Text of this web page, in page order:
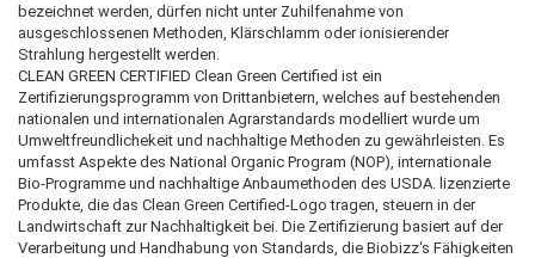
bezeichnet werden, dürfen nicht unter Zuhilfenahme von
ausgeschlossenen Methoden, Klärschlamm oder ionisierender
Strahlung hergestellt werden.
CLEAN GREEN CERTIFIED Clean Green Certified ist ein
Zertifizierungsprogramm von Drittanbietern, welches auf bestehenden
nationalen und internationalen Agrarstandards modelliert wurde um
Umweltfreundlichekeit und nachhaltige Methoden zu gewährleisten. Es
umfasst Aspekte des National Organic Program (NOP), internationale
Bio-Programme und nachhaltige Anbaumethoden des USDA. lizenzierte
Produkte, die das Clean Green Certified-Logo tragen, steuern in der
Landwirtschaft zur Nachhaltigkeit bei. Die Zertifizierung basiert auf der
Verarbeitung und Handhabung von Standards, die Biobizz‘s Fähigkeiten